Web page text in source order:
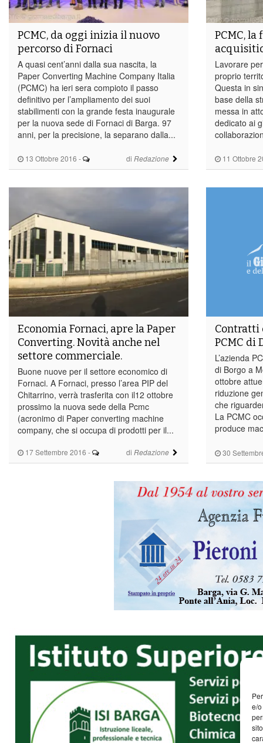
e/
13 Ottobre 2016 - di Redazione
PCMC, da oggi inizia il nuovo
percorso di Fornaci
A quasi cent’anni dalla sua nascita, la
Paper Converting Machine Company Italia
(PCMC) ha ieri sera compioto il passo
definitivo per l’ampliamento dei suoi
stabilimenti con la grande festa inaugurale
per la nuova sede di Fornaci di Barga. 97
anni, per la precisione, la separano dalla...
11 Ottobre
PCMC,
Lavorare
proprio
Questa in
base della
messa in
dedicato ai
17 Settembre 2016 - di Redazione
Economia Fornaci, apre la Paper
Converting. Novità anche nel
settore commerciale.
Buone nuove per il settore economico di
Fornaci. A Fornaci, presso l’area PIP del
Chitarrino, verrà trasferita con il12 ottobre
prossimo la nuova sede della Pcmc
(acronimo di Paper converting machine
company, che si occupa di prodotti per il...
30
Contratti
PCMC di
L’azienda
di Borgo a
ottobre
riduzione
che
La PCMC
produce